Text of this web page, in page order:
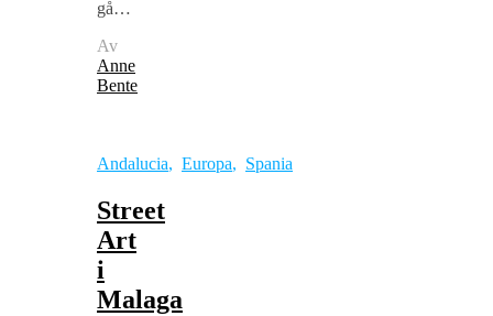
gå…
Av
Anne
Bente
Andalucia, Europa, Spania
Street
Art
i
Malaga